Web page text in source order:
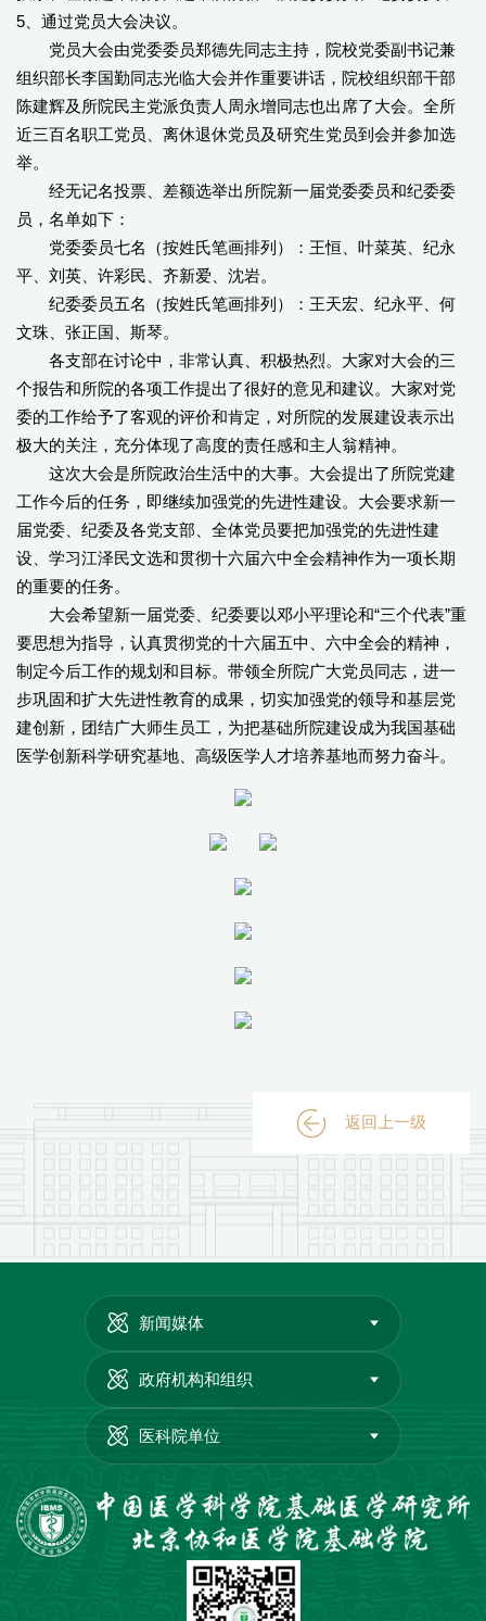
5、通过党员大会决议。
党员大会由党委委员郑德先同志主持，院校党委副书记兼
组织部长李国勤同志光临大会并作重要讲话，院校组织部干部
陈建辉及所院民主党派负责人周永增同志也出席了大会。全所
近三百名职工党员、离休退休党员及研究生党员到会并参加选
举。
经无记名投票、差额选举出所院新一届党委委员和纪委委
员，名单如下：
党委委员七名（按姓氏笔画排列）：王恒、叶菜英、纪永
平、刘英、许彩民、齐新爱、沈岩。
纪委委员五名（按姓氏笔画排列）：王天宏、纪永平、何
文珠、张正国、斯琴。
各支部在讨论中，非常认真、积极热烈。大家对大会的三
个报告和所院的各项工作提出了很好的意见和建议。大家对党
委的工作给予了客观的评价和肯定，对所院的发展建设表示出
极大的关注，充分体现了高度的责任感和主人翁精神。
这次大会是所院政治生活中的大事。大会提出了所院党建
工作今后的任务，即继续加强党的先进性建设。大会要求新一
届党委、纪委及各党支部、全体党员要把加强党的先进性建
设、学习江泽民文选和贯彻十六届六中全会精神作为一项长期
的重要的任务。
大会希望新一届党委、纪委要以邓小平理论和“三个代表”重
要思想为指导，认真贯彻党的十六届五中、六中全会的精神，
制定今后工作的规划和目标。带领全所院广大党员同志，进一
步巩固和扩大先进性教育的成果，切实加强党的领导和基层党
建创新，团结广大师生员工，为把基础所院建设成为我国基础
医学创新科学研究基地、高级医学人才培养基地而努力奋斗。
返回上一级
新闻媒体
政府机构和组织
医科院单位